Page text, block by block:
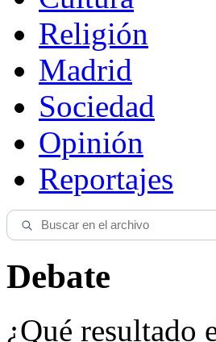
Religión
Madrid
Sociedad
Opinión
Reportajes
Debate
¿Qué resultado